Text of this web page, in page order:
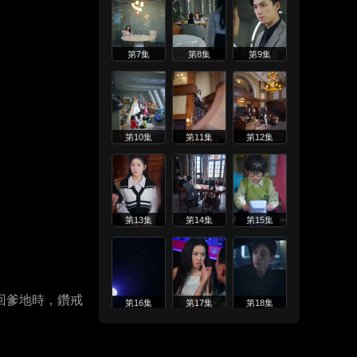
爹地時，鑽戒
第7集 第8集 第9集
第10集 第11集 第12集
第13集 第14集 第15集
第16集 第17集 第18集